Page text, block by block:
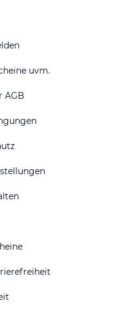
uvm.
AGB